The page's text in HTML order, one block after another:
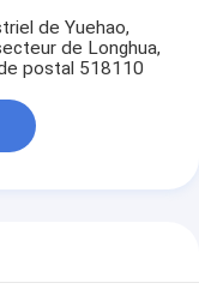
de Yuehao,
de Longhua,
postal 518110